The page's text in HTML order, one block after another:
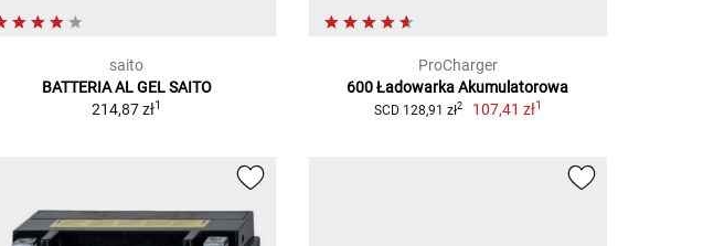
saito
BATTERIA AL GEL SAITO
214,87 zł1
ProCharger
600 Ładowarka Akumulatorowa
SCD 128,91 zł2 107,41 zł1